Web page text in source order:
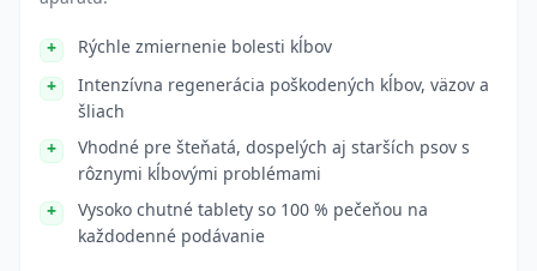
Rýchle zmiernenie bolesti kĺbov
Intenzívna regenerácia poškodených kĺbov, väzov a
šliach
Vhodné pre šteňatá, dospelých aj starších psov s
rôznymi kĺbovými problémami
Vysoko chutné tablety so 100 % pečeňou na
každodenné podávanie